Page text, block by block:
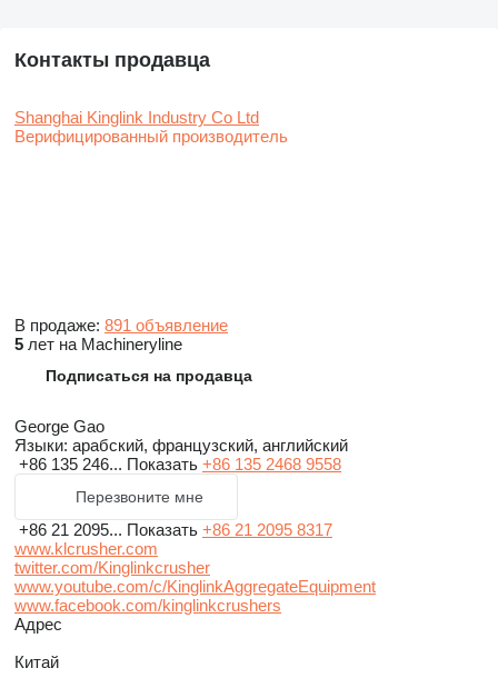
Контакты продавца
Shanghai Kinglink Industry Co Ltd
Верифицированный производитель
В продаже: 891 объявление
5 лет на Machineryline
Подписаться на продавца
George Gao
Языки: арабский, французский, английский
+86 135 246... Показать +86 135 2468 9558
Перезвоните мне
+86 21 2095... Показать +86 21 2095 8317
www.klcrusher.com
twitter.com/Kinglinkcrusher
www.youtube.com/c/KinglinkAggregateEquipment
www.facebook.com/kinglinkcrushers
Адрес
Китай